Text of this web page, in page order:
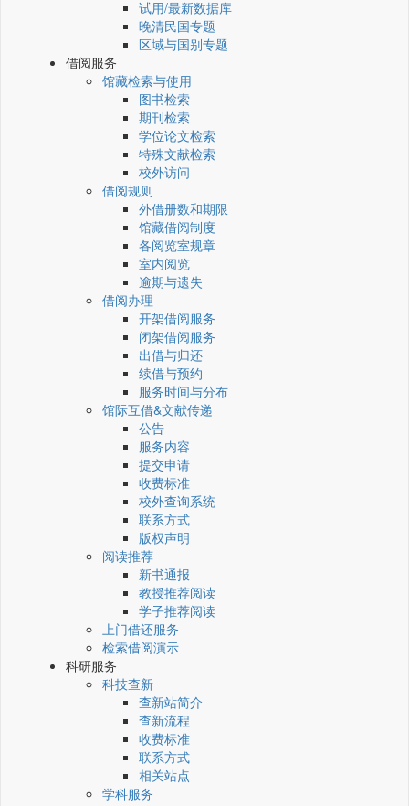
试用/最新数据库
晚清民国专题
区域与国别专题
借阅服务
馆藏检索与使用
图书检索
期刊检索
学位论文检索
特殊文献检索
校外访问
借阅规则
外借册数和期限
馆藏借阅制度
各阅览室规章
室内阅览
逾期与遗失
借阅办理
开架借阅服务
闭架借阅服务
出借与归还
续借与预约
服务时间与分布
馆际互借&文献传递
公告
服务内容
提交申请
收费标准
校外查询系统
联系方式
版权声明
阅读推荐
新书通报
教授推荐阅读
学子推荐阅读
上门借还服务
检索借阅演示
科研服务
科技查新
查新站简介
查新流程
收费标准
联系方式
相关站点
学科服务